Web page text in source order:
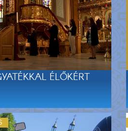
ÉLŐKÉRT